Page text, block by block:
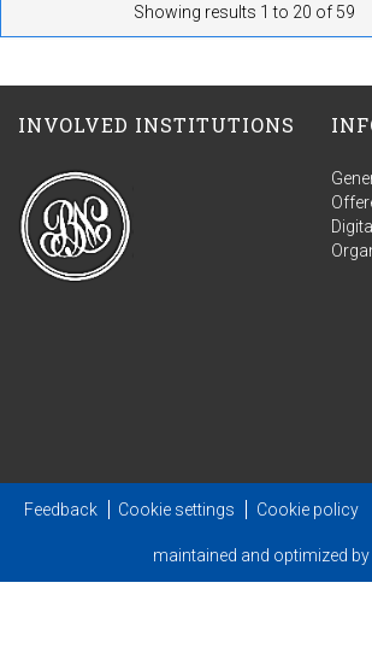
Showing results 1 to 20 of 59
INVOLVED INSTITUTIONS
Feedback Cookie settings Cookie policy
maintained and optimized by